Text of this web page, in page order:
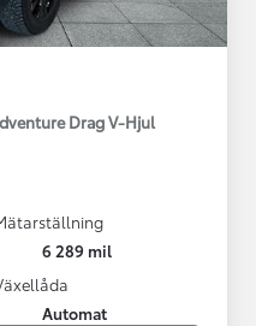
Drag V-Hjul
6 289 mil
Automat